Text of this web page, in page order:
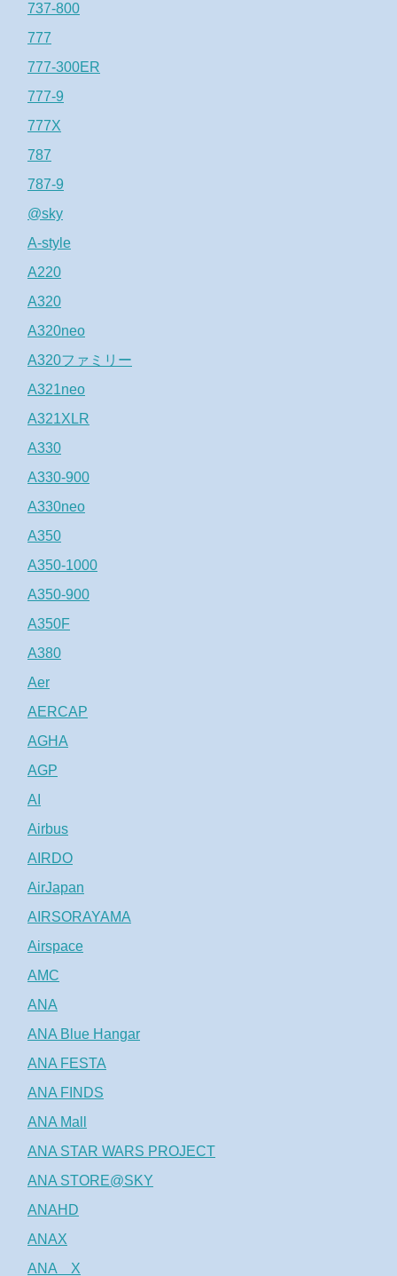
737-800
777
777-300ER
777-9
777X
787
787-9
@sky
A-style
A220
A320
A320neo
A320ファミリー
A321neo
A321XLR
A330
A330-900
A330neo
A350
A350-1000
A350-900
A350F
A380
Aer
AERCAP
AGHA
AGP
AI
Airbus
AIRDO
AirJapan
AIRSORAYAMA
Airspace
AMC
ANA
ANA Blue Hangar
ANA FESTA
ANA FINDS
ANA Mall
ANA STAR WARS PROJECT
ANA STORE@SKY
ANAHD
ANAX
ANA X